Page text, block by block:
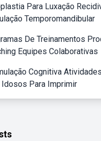
Para Luxação
Temporomandibular
De Treinamentos
Equipes Colaborativas
Cognitiva
Idosos Para Imprimir